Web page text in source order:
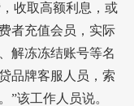
收取高额利息，或
者充值会员，实际
解冻冻结账号等名
品牌客服人员，索
”该工作人员说。